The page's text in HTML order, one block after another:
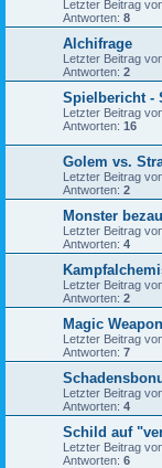
Letzter Beitrag
Antworten: 8
Alchifrage
Letzter Beitrag
Antworten: 2
Spielbericht -
Letzter Beitrag
Antworten: 16
Golem vs.
Letzter Beitrag
Antworten: 2
Monster
Letzter Beitrag
Antworten: 4
Letzter Beitrag
Antworten: 2
Magic
Letzter Beitrag
Antworten: 7
Letzter Beitrag
Antworten: 4
Schild auf
Letzter Beitrag
Antworten: 6